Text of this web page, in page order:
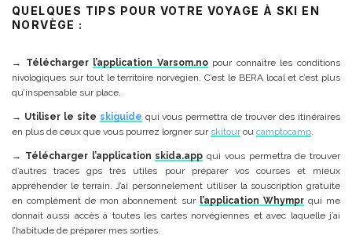
QUELQUES TIPS POUR VOTRE VOYAGE À SKI EN
NORVÈGE :
→ Télécharger l’application Varsom.no pour connaitre les conditions
nivologiques sur tout le territoire norvègien. C’est le BERA local et c’est plus
qu’inspensable sur place.
→ Utiliser le site skiguide qui vous permettra de trouver des itinéraires
en plus de ceux que vous pourrez lorgner sur skitourou camptocamp.
→ Télécharger l’applicationskida.app qui vous permettra de trouver
d’autres traces gps très utiles pour préparer vos courses et mieux
appréhender le terrain. J’ai personnelement utiliser la souscription gratuite
en complément de mon abonnement sur l’application Whymprqui me
donnait aussi accès à toutes les cartes norvégiennes et avec laquelle j’ai
l’habitude de préparer mes sorties.